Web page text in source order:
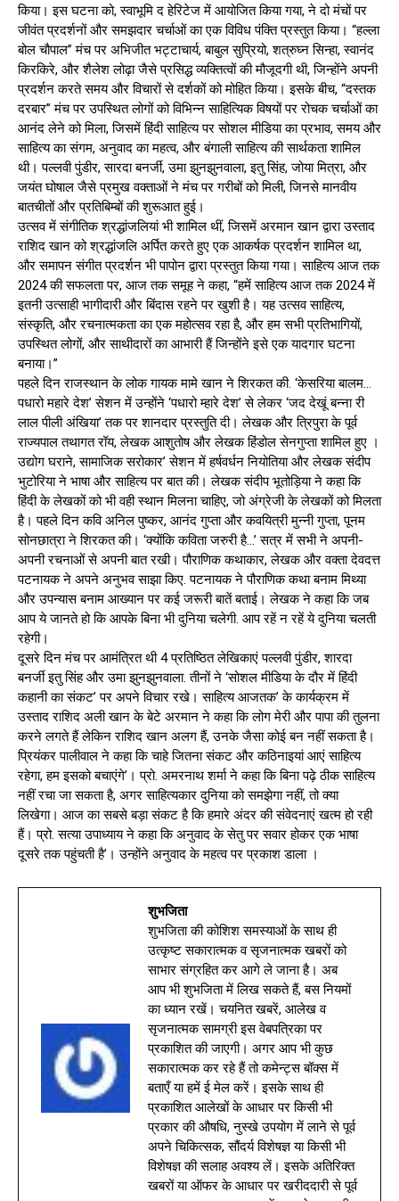
किया। इस घटना को, स्वाभूमि द हेरिटेज में आयोजित किया गया, ने दो मंचों पर
जीवंत प्रदर्शनों और समझदार चर्चाओं का एक विविध पंक्ति प्रस्तुत किया। “हल्ला
बोल चौपाल” मंच पर अभिजीत भट्टाचार्य, बाबुल सुप्रियो, शत्रुघ्न सिन्हा, स्वानंद
किरकिरे, और शैलेश लोढ़ा जैसे प्रसिद्ध व्यक्तित्वों की मौजूदगी थी, जिन्होंने अपनी
प्रदर्शन करते समय और विचारों से दर्शकों को मोहित किया। इसके बीच, “दस्तक
दरबार” मंच पर उपस्थित लोगों को विभिन्न साहित्यिक विषयों पर रोचक चर्चाओं का
आनंद लेने को मिला, जिसमें हिंदी साहित्य पर सोशल मीडिया का प्रभाव, समय और
साहित्य का संगम, अनुवाद का महत्व, और बंगाली साहित्य की सार्थकता शामिल
थी। पल्लवी पुंडीर, सारदा बनर्जी, उमा झुनझुनवाला, इतु सिंह, जोया मित्रा, और
जयंत घोषाल जैसे प्रमुख वक्ताओं ने मंच पर गरीबों को मिली, जिनसे मानवीय
बातचीतों और प्रतिबिम्बों की शुरूआत हुई।
उत्सव में संगीतिक श्रद्धांजलियां भी शामिल थीं, जिसमें अरमान खान द्वारा उस्ताद
राशिद खान को श्रद्धांजलि अर्पित करते हुए एक आकर्षक प्रदर्शन शामिल था,
और समापन संगीत प्रदर्शन भी पापोन द्वारा प्रस्तुत किया गया। साहित्य आज तक
2024 की सफलता पर, आज तक समूह ने कहा, “हमें साहित्य आज तक 2024 में
इतनी उत्साही भागीदारी और बिंदास रहने पर खुशी है। यह उत्सव साहित्य,
संस्कृति, और रचनात्मकता का एक महोत्सव रहा है, और हम सभी प्रतिभागियों,
उपस्थित लोगों, और साथीदारों का आभारी हैं जिन्होंने इसे एक यादगार घटना
बनाया।”
पहले दिन राजस्थान के लोक गायक मामे खान ने शिरकत की. ‘केसरिया बालम…
पधारो महारे देश’ सेशन में उन्होंने ‘पधारो म्हारे देश’ से लेकर ‘जद देखूं बन्ना री
लाल पीली अंखिया’ तक पर शानदार प्रस्तुति दी। लेखक और त्रिपुरा के पूर्व
राज्यपाल तथागत रॉय, लेखक आशुतोष और लेखक हिंडोल सेनगुप्ता शामिल हुए ।
उद्योग घराने, सामाजिक सरोकार’ सेशन में हर्षवर्धन नियोतिया और लेखक संदीप
भुटोरिया ने भाषा और साहित्य पर बात की। लेखक संदीप भूतोड़िया ने कहा कि
हिंदी के लेखकों को भी वही स्थान मिलना चाहिए, जो अंग्रेजी के लेखकों को मिलता
है। पहले दिन कवि अनिल पुष्कर, आनंद गुप्ता और कवयित्री मुन्नी गुप्ता, पूनम
सोनछात्रा ने शिरकत की। ‘क्योंकि कविता जरुरी है…’ सत्र में सभी ने अपनी-
अपनी रचनाओं से अपनी बात रखी। पौराणिक कथाकार, लेखक और वक्ता देवदत्त
पटनायक ने अपने अनुभव साझा किए. पटनायक ने पौराणिक कथा बनाम मिथ्या
और उपन्यास बनाम आख्यान पर कई जरूरी बातें बताई। लेखक ने कहा कि जब
आप ये जानते हो कि आपके बिना भी दुनिया चलेगी. आप रहें न रहें ये दुनिया चलती
रहेगी।
दूसरे द‍िन मंच पर आमंत्रित थी 4 प्रत‍िष्ठ‍ित लेख‍िकाएं पल्लवी पुंडीर, शारदा
बनर्जी इतु सिंह और उमा झुनझुनवाला. तीनों ने ‘सोशल मीडिया के दौर में हिंदी
कहानी का संकट’ पर अपने व‍िचार रखे। साहित्य आजतक’ के कार्यक्रम में
उस्ताद राशिद अली खान के बेटे अरमान ने कहा कि लोग मेरी और पापा की तुलना
करने लगते हैं लेकिन राशिद खान अलग हैं, उनके जैसा कोई बन नहीं सकता है।
प्रियंकर पालीवाल ने कहा कि चाहे जितना संकट और कठिनाइयां आएं साहित्य
रहेगा, हम इसको बचाएंगे’। प्रो. अमरनाथ शर्मा ने कहा कि बिना पढ़े ठीक साहित्य
नहीं रचा जा सकता है, अगर साहित्यकार दुनिया को समझेगा नहीं, तो क्या
लिखेगा। आज का सबसे बड़ा संकट है कि हमारे अंदर की संवेदनाएं खत्म हो रही
हैं। प्रो. सत्या उपाध्याय ने कहा कि अनुवाद के सेतु पर सवार होकर एक भाषा
दूसरे तक पहुंचती है’। उन्होंने अनुवाद के महत्व पर प्रकाश डाला ।
शुभजिता
शुभजिता की कोशिश समस्याओं के साथ ही
उत्कृष्ट सकारात्मक व सृजनात्मक खबरों को
साभार संग्रहित कर आगे ले जाना है। अब
आप भी शुभजिता में लिख सकते हैं, बस नियमों
का ध्यान रखें। चयनित खबरें, आलेख व
सृजनात्मक सामग्री इस वेबपत्रिका पर
प्रकाशित की जाएगी। अगर आप भी कुछ
सकारात्मक कर रहे हैं तो कमेन्ट्स बॉक्स में
बताएँ या हमें ई मेल करें। इसके साथ ही
प्रकाशित आलेखों के आधार पर किसी भी
प्रकार की औषधि, नुस्खे उपयोग में लाने से पूर्व
अपने चिकित्सक, सौंदर्य विशेषज्ञ या किसी भी
विशेषज्ञ की सलाह अवश्य लें। इसके अतिरिक्त
खबरों या ऑफर के आधार पर खरीददारी से पूर्व